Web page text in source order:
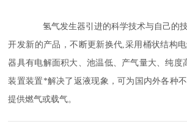
氢气发生器引进的科学技术与自己的技
开发新的产品，不断更新换代,采用桶状结构
器具有电解面积大、池温低、产气量大、纯度
装置装置*解决了返液现象，可为国内外各种
提供燃气或载气。